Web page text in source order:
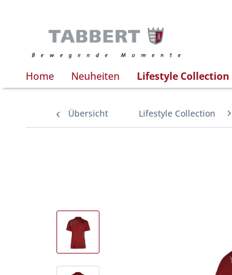
Home Neuheiten Lifestyle Collection
Übersicht Lifestyle Collection